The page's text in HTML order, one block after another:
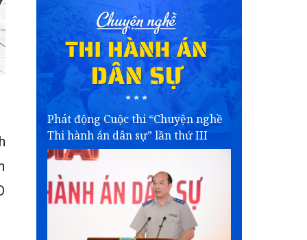
Phát động Cuộc thi “Chuyện nghề
Thi hành án dân sự” lần thứ III